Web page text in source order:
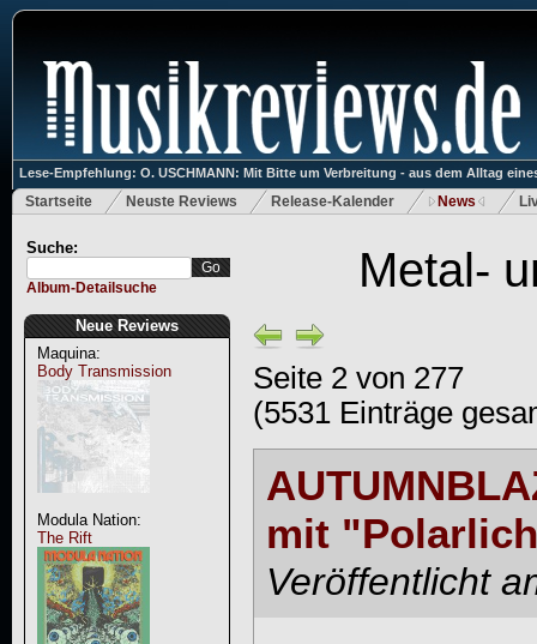
Lese-Empfehlung: O. USCHMANN: Mit Bitte um Verbreitung - aus dem Alltag
Startseite Neuste Reviews Release-Kalender News
Suche:
Album-Detailsuche
Neue Reviews
Maquina:
Body Transmission
Modula Nation:
The Rift
Metal-
Seite 2 von 277
(5531 Einträge
mit
Veröffentlicht